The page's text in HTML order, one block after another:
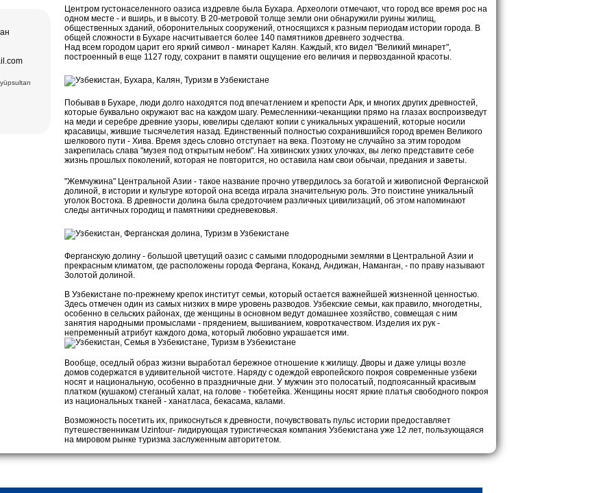
Медресе
Биби-
ковровая
вв.)
Мири
Заргарон
Ляби-
Центром густонаселенного оазиса издревле была Бухара. Археологи отмечают, что город все время рос на
одном месте - и вширь, и в высоту. В 20-метровой толще земли они обнаружили руины жилищ,
общественных зданий, оборонительных сооружений, относящихся к разным периодам истории города. В
общей сложности в Бухаре насчитывается более 140 памятников древнего зодчества.
Над всем городом царит его яркий символ - минарет Калян. Каждый, кто видел "Великий минарет",
построенный в еще 1127 году, сохранит в памяти ощущение его величия и первозданной красоты.
Побывав в Бухаре, люди долго находятся под впечатлением и крепости Арк, и многих других древностей,
которые буквально окружают вас на каждом шагу. Ремесленники-чеканщики прямо на глазах воспроизведут
на меди и серебре древние узоры, ювелиры сделают копии с уникальных украшений, которые носили
красавицы, жившие тысячелетия назад. Единственный полностью сохранившийся город времен Великого
шелкового пути - Хива. Время здесь словно отступает на века. Поэтому не случайно за этим городом
закрепилась слава "музея под открытым небом". На хивинских узких улочках, вы легко представите себе
жизнь прошлых поколений, которая не повторится, но оставила нам свои обычаи, предания и заветы.
"Жемчужина" Центральной Азии - такое название прочно утвердилось за богатой и живописной Ферганской
долиной, в истории и культуре которой она всегда играла значительную роль. Это поистине уникальный
уголок Востока. В древности долина была средоточием различных цивилизаций, об этом напоминают
следы античных городищ и памятники средневековья.
Ферганскую долину - большой цветущий оазис с самыми плодородными землями в Центральной Азии и
прекрасным климатом, где расположены города Фергана, Коканд, Андижан, Наманган, - по праву называют
Золотой долиной.
В Узбекистане по-прежнему крепок институт семьи, который остается важнейшей жизненной ценностью.
Здесь отмечен один из самых низких в мире уровень разводов. Узбекские семьи, как правило, многодетны,
особенно в сельских районах, где женщины в основном ведут домашнее хозяйство, совмещая с ним
занятия народными промыслами - прядением, вышиванием, ковроткачеством. Изделия их рук -
непременный атрибут каждого дома, который любовно украшается ими.
Вообще, оседлый образ жизни выработал бережное отношение к жилищу. Дворы и даже улицы возле
домов содержатся в удивительной чистоте. Наряду с одеждой европейского покроя современные узбеки
носят и национальную, особенно в праздничные дни. У мужчин это полосатый, подпоясанный красивым
платком (кушаком) стеганый халат, на голове - тюбетейка. Женщины носят яркие платья свободного покроя
из национальных тканей - ханатласа, бекасама, калами.
Возможность посетить их, прикоснуться к древности, почувствовать пульс истории предоставляет
путешественникам Uzintour- лидирующая туристическая компания Узбекистана уже 12 лет, пользующаяся
на мировом рынке туризма заслуженным авторитетом.